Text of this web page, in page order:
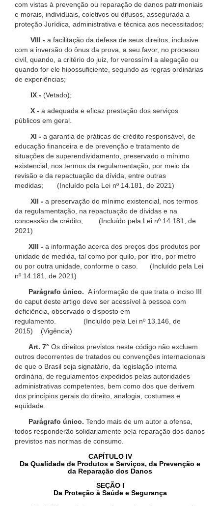
com vistas à prevenção ou reparação de danos patrimoniais
e morais, individuais, coletivos ou difusos, assegurada a
proteção Jurídica, administrativa e técnica aos necessitados;
VIII - a facilitação da defesa de seus direitos, inclusive
com a inversão do ônus da prova, a seu favor, no processo
civil, quando, a critério do juiz, for verossímil a alegação ou
quando for ele hipossuficiente, segundo as regras ordinárias
de experiências;
IX - (Vetado);
X - a adequada e eficaz prestação dos serviços
públicos em geral.
XI - a garantia de práticas de crédito responsável, de
educação financeira e de prevenção e tratamento de
situações de superendividamento, preservado o mínimo
existencial, nos termos da regulamentação, por meio da
revisão e da repactuação da dívida, entre outras
medidas; (Incluído pela Lei nº 14.181, de 2021)
XII - a preservação do mínimo existencial, nos termos
da regulamentação, na repactuação de dívidas e na
concessão de crédito; (Incluído pela Lei nº 14.181, de
2021)
XIII - a informação acerca dos preços dos produtos por
unidade de medida, tal como por quilo, por litro, por metro
ou por outra unidade, conforme o caso. (Incluído pela Lei
nº 14.181, de 2021)
Parágrafo único. A informação de que trata o inciso III
do caput deste artigo deve ser acessível à pessoa com
deficiência, observado o disposto em
regulamento. (Incluído pela Lei nº 13.146, de
2015) (Vigência)
Art. 7° Os direitos previstos neste código não excluem
outros decorrentes de tratados ou convenções internacionais
de que o Brasil seja signatário, da legislação interna
ordinária, de regulamentos expedidos pelas autoridades
administrativas competentes, bem como dos que derivem
dos princípios gerais do direito, analogia, costumes e
eqüidade.
Parágrafo único. Tendo mais de um autor a ofensa,
todos responderão solidariamente pela reparação dos danos
previstos nas normas de consumo.
CAPÍTULO IV
Da Qualidade de Produtos e Serviços, da Prevenção e
da Reparação dos Danos
SEÇÃO I
Da Proteção à Saúde e Segurança